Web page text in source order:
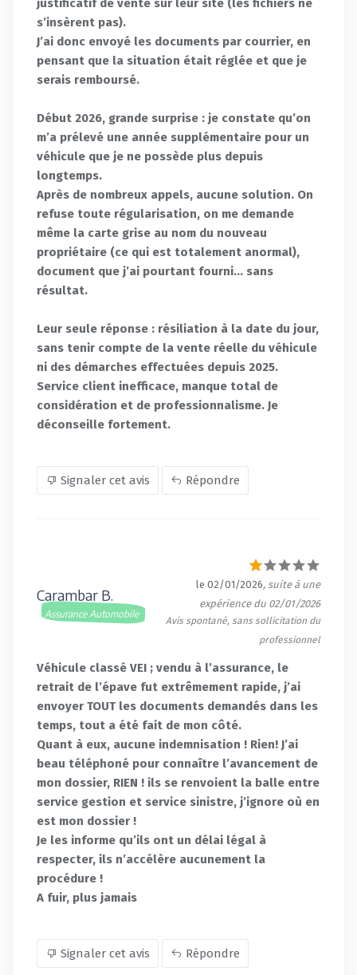
s’insèrent pas).
J’ai donc envoyé les documents par courrier, en
pensant que la situation était réglée et que je
serais remboursé.
Début 2026, grande surprise : je constate qu’on
m’a prélevé une année supplémentaire pour un
véhicule que je ne possède plus depuis
longtemps.
Après de nombreux appels, aucune solution. On
refuse toute régularisation, on me demande
même la carte grise au nom du nouveau
propriétaire (ce qui est totalement anormal),
document que j’ai pourtant fourni… sans
résultat.
Leur seule réponse : résiliation à la date du jour,
sans tenir compte de la vente réelle du véhicule
ni des démarches effectuées depuis 2025.
Service client inefficace, manque total de
considération et de professionnalisme. Je
déconseille fortement.
Signaler cet avis Répondre
Carambar B.
Assurance Automobile
le 02/01/2026, suite à une
expérience du 02/01/2026
Avis spontané, sans sollicitation du
professionnel
Véhicule classé VEI ; vendu à l’assurance, le
retrait de l’épave fut extrêmement rapide, j’ai
envoyer TOUT les documents demandés dans les
temps, tout a été fait de mon côté.
Quant à eux, aucune indemnisation ! Rien! J’ai
beau téléphoné pour connaître l’avancement de
mon dossier, RIEN ! ils se renvoient la balle entre
service gestion et service sinistre, j’ignore où en
est mon dossier !
Je les informe qu’ils ont un délai légal à
respecter, ils n’accélère aucunement la
procédure !
A fuir, plus jamais
Signaler cet avis Répondre